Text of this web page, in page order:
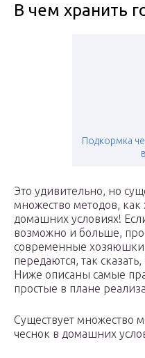
В чем хранить
Подкормка
Это удивительно, но
множество методов,
домашних условиях!
возможно и больше,
современные хозяюшки,
передаются, так
Ниже описаны самые
простые в плане
Существует множество
чеснок в домашних